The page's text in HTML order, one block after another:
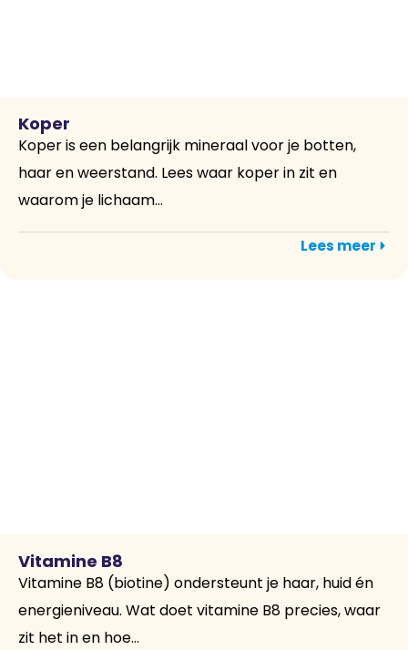
Koper
Koper is een belangrijk mineraal voor je botten,
haar en weerstand. Lees waar koper in zit en
waarom je lichaam...
Lees meer
Vitamine B8
Vitamine B8 (biotine) ondersteunt je haar, huid én
energieniveau. Wat doet vitamine B8 precies, waar
zit het in en hoe...